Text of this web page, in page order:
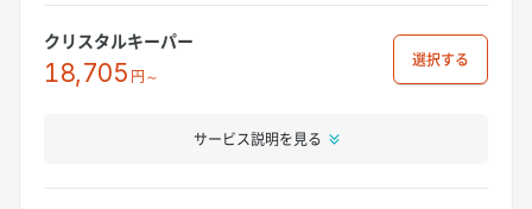
クリスタルキーパー
18,705 円～
選択
サービス説明を見る